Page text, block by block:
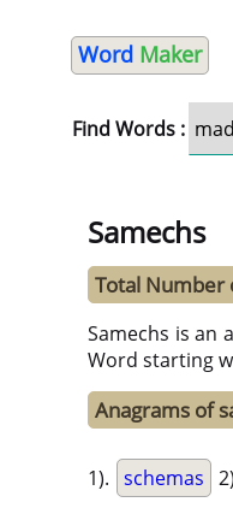
Word Maker
Find Words :
Samechs
Total Number
Samechs is an
Word starting
Anagrams of
1). schemas